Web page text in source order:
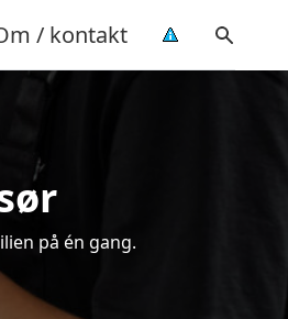
/ kontakt
på én gang.